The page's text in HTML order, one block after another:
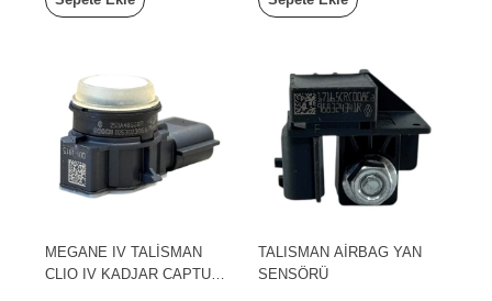
MEGANE IV TALİSMAN
CLIO IV KADJAR CAPTUR
TALISMAN AİRBAG YAN
SENSÖRÜ